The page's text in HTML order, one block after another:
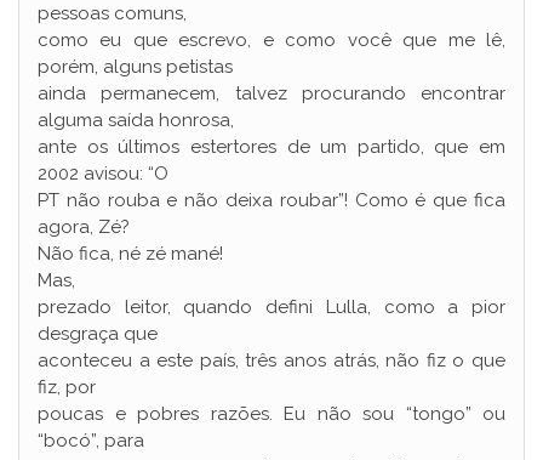
pessoas comuns,
como eu que escrevo, e como você que me lê,
porém, alguns petistas
ainda permanecem, talvez procurando encontrar
alguma saída honrosa,
ante os últimos estertores de um partido, que em
2002 avisou: “O
PT não rouba e não deixa roubar”! Como é que fica
agora, Zé?
Não fica, né zé mané!
Mas,
prezado leitor, quando defini Lulla, como a pior
desgraça que
aconteceu a este país, três anos atrás, não fiz o que
fiz, por
poucas e pobres razões. Eu não sou “tongo” ou
“bocó”, para